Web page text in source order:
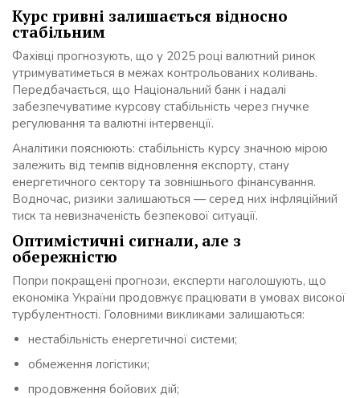
Курс гривні залишається відносно
стабільним
Фахівці прогнозують, що у 2025 році валютний ринок
утримуватиметься в межах контрольованих коливань.
Передбачається, що Національний банк і надалі
забезпечуватиме курсову стабільність через гнучке
регулювання та валютні інтервенції.
Аналітики пояснюють: стабільність курсу значною мірою
залежить від темпів відновлення експорту, стану
енергетичного сектору та зовнішнього фінансування.
Водночас, ризики залишаються — серед них інфляційний
тиск та невизначеність безпекової ситуації.
Оптимістичні сигнали, але з
обережністю
Попри покращені прогнози, експерти наголошують, що
економіка України продовжує працювати в умовах високої
турбулентності. Головними викликами залишаються:
нестабільність енергетичної системи;
обмеження логістики;
продовження бойових дій;